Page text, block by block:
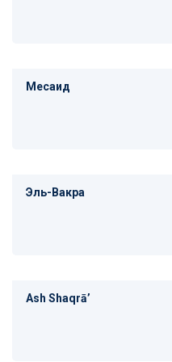
Месаид
Эль-Вакра
Ash Shaqrāʼ